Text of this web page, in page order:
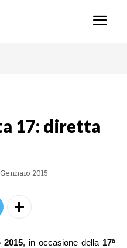
17: diretta
2015
2015, inoccasione della 17ª